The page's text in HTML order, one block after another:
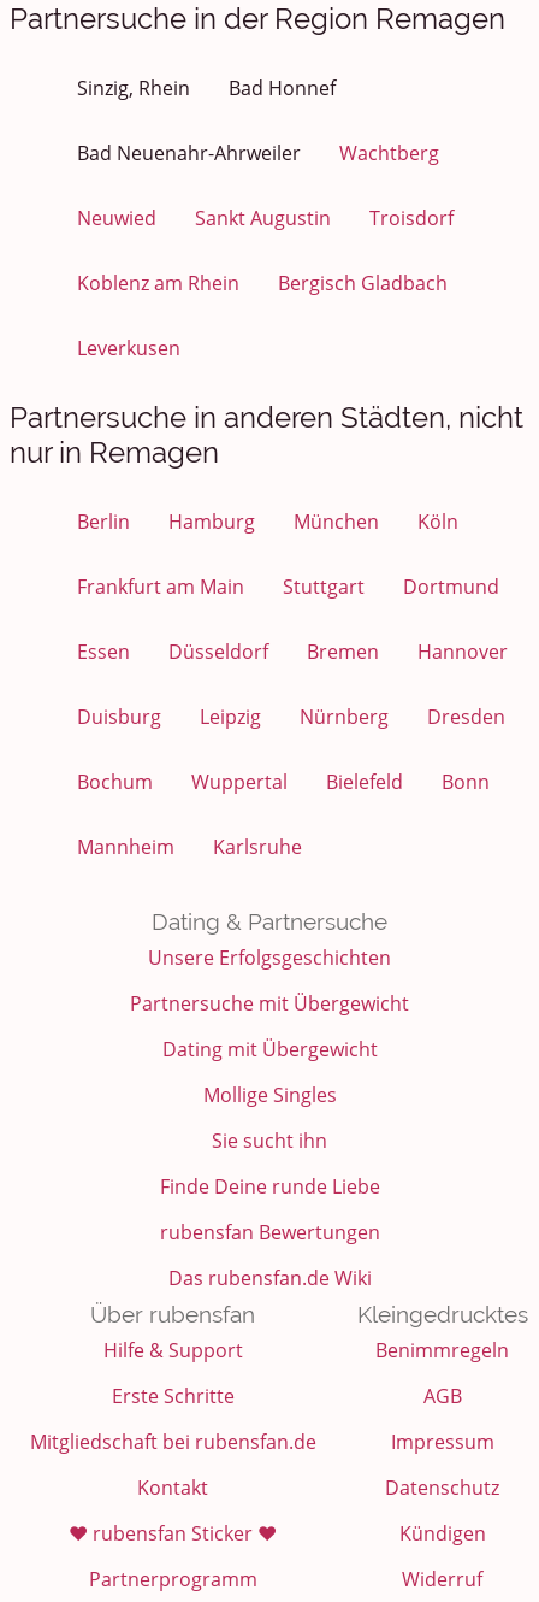
Partnersuche in der Region Remagen
Sinzig, Rhein Bad Honnef
Bad Neuenahr-Ahrweiler Wachtberg
Neuwied Sankt Augustin Troisdorf
Koblenz am Rhein Bergisch Gladbach
Leverkusen
Partnersuche in anderen Städten, nicht
nur in Remagen
Berlin Hamburg München Köln
Frankfurt am Main Stuttgart Dortmund
Essen Düsseldorf Bremen Hannover
Duisburg Leipzig Nürnberg Dresden
Bochum Wuppertal Bielefeld Bonn
Mannheim Karlsruhe
Dating & Partnersuche
Unsere Erfolgsgeschichten
Partnersuche mit Übergewicht
Dating mit Übergewicht
Mollige Singles
Sie sucht ihn
Finde Deine runde Liebe
rubensfan Bewertungen
Das rubensfan.de Wiki
Über rubensfan
Hilfe & Support
Erste Schritte
Mitgliedschaft bei rubensfan.de
Kontakt
❤️ rubensfan Sticker ❤️
Partnerprogramm
Kleingedrucktes
Benimmregeln
AGB
Impressum
Datenschutz
Kündigen
Widerruf